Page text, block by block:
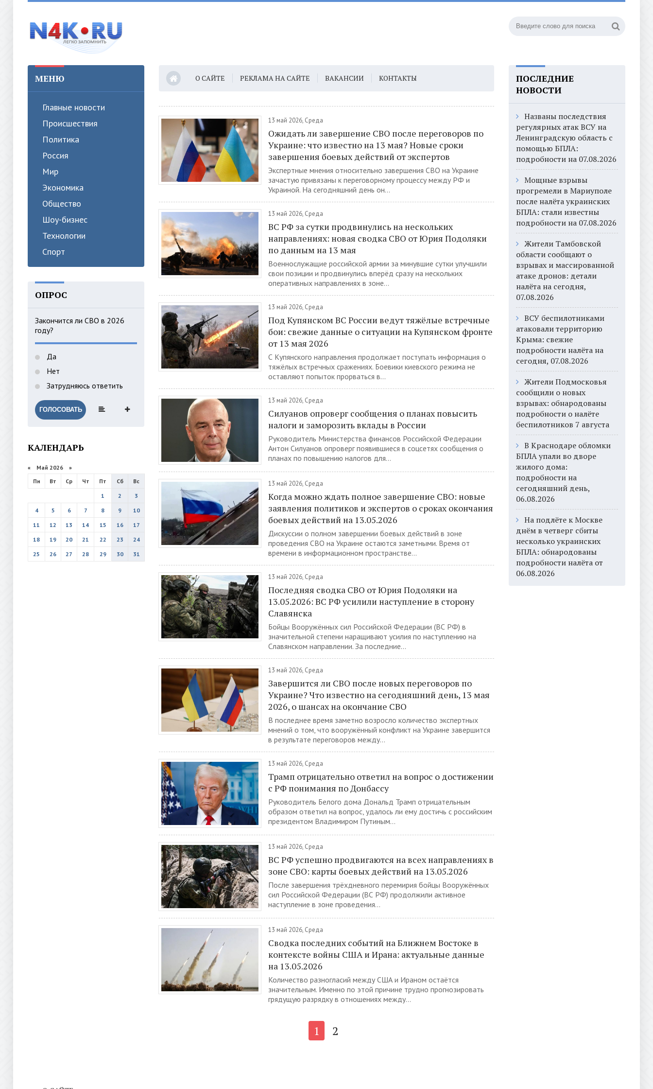
МЕНЮ
Главные новости
Происшествия
Политика
Россия
Мир
Экономика
Общество
Шоу-бизнес
Технологии
Спорт
ОПРОС
Закончится ли СВО в 2026
году?
Да
Нет
Затрудняюсь ответить
ГОЛОСОВАТЬ
КАЛЕНДАРЬ
« Май 2026 »
Пн
Вт Ср Чт Пт Сб
Вс
1
2
3
4
5 6 7 8 9
10
11
12 13 14 15 16
17
18
19 20 21 22 23
24
25
26 27 28 29 30 31
О САЙТЕ РЕКЛАМА НА САЙТЕ ВАКАНСИИ КОНТАКТЫ
13 май 2026, Среда
Ожидать ли завершение СВО после переговоров по
Украине: что известно на 13 мая? Новые сроки
завершения боевых действий от экспертов
Экспертные мнения относительно завершения СВО на Украине
зачастую привязаны к переговорному процессу между РФ и
Украиной. На сегодняшний день он...
13 май 2026, Среда
ВС РФ за сутки продвинулись на нескольких
направлениях: новая сводка СВО от Юрия Подоляки
по данным на 13 мая
Военнослужащие российской армии за минувшие сутки улучшили
свои позиции и продвинулись вперёд сразу на нескольких
оперативных направлениях в зоне...
13 май 2026, Среда
Под Купянском ВС России ведут тяжёлые встречные
бои: свежие данные о ситуации на Купянском фронте
от 13 мая 2026
С Купянского направления продолжает поступать информация о
тяжёлых встречных сражениях. Боевики киевского режима не
оставляют попыток прорваться в...
13 май 2026, Среда
Силуанов опроверг сообщения о планах повысить
налоги и заморозить вклады в России
Руководитель Министерства финансов Российской Федерации
Антон Силуанов опроверг появившиеся в соцсетях сообщения о
планах по повышению налогов для...
13 май 2026, Среда
Когда можно ждать полное завершение СВО: новые
заявления политиков и экспертов о сроках окончания
боевых действий на 13.05.2026
Дискуссии о полном завершении боевых действий в зоне
проведения СВО на Украине остаются заметными. Время от
времени в информационном пространстве...
13 май 2026, Среда
Последняя сводка СВО от Юрия Подоляки на
13.05.2026: ВС РФ усилили наступление в сторону
Славянска
Бойцы Вооружённых сил Российской Федерации (ВС РФ) в
значительной степени наращивают усилия по наступлению на
Славянском направлении. За последние...
13 май 2026, Среда
Завершится ли СВО после новых переговоров по
Украине? Что известно на сегодняшний день, 13 мая
2026, о шансах на окончание СВО
В последнее время заметно возросло количество экспертных
мнений о том, что вооружённый конфликт на Украине завершится
в результате переговоров между...
13 май 2026, Среда
Трамп отрицательно ответил на вопрос о достижении
с РФ понимания по Донбассу
Руководитель Белого дома Дональд Трамп отрицательным
образом ответил на вопрос, удалось ли ему достичь с российским
президентом Владимиром Путиным...
13 май 2026, Среда
ВС РФ успешно продвигаются на всех направлениях в
зоне СВО: карты боевых действий на 13.05.2026
После завершения трёхдневного перемирия бойцы Вооружённых
сил Российской Федерации (ВС РФ) продолжили активное
наступление в зоне проведения...
13 май 2026, Среда
Сводка последних событий на Ближнем Востоке в
контексте войны США и Ирана: актуальные данные
на 13.05.2026
Количество разногласий между США и Ираном остаётся
значительным. Именно по этой причине трудно прогнозировать
грядущую разрядку в отношениях между...
1 2
ПОСЛЕДНИЕ
НОВОСТИ
Названы последствия
регулярных атак ВСУ на
Ленинградскую область с
помощью БПЛА:
подробности на 07.08.2026
Мощные взрывы
прогремели в Мариуполе
после налёта украинских
БПЛА: стали известны
подробности на 07.08.2026
Жители Тамбовской
области сообщают о
взрывах и массированной
атаке дронов: детали
налёта на сегодня,
07.08.2026
ВСУ беспилотниками
атаковали территорию
Крыма: свежие
подробности налёта на
сегодня, 07.08.2026
Жители Подмосковья
сообщили о новых
взрывах: обнародованы
подробности о налёте
беспилотников 7 августа
В Краснодаре обломки
БПЛА упали во дворе
жилого дома:
подробности на
сегодняшний день,
06.08.2026
На подлёте к Москве
днём в четверг сбиты
несколько украинских
БПЛА: обнародованы
подробности налёта от
06.08.2026